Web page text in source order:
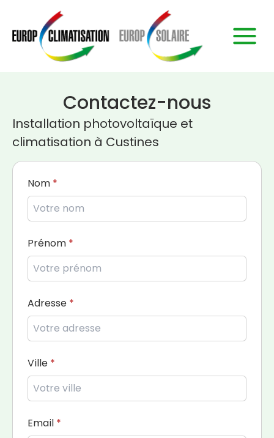
Installation photovoltaïque et
climatisation à Custines
Contactez-nous
Nom
Prénom
Adresse
Ville
Email